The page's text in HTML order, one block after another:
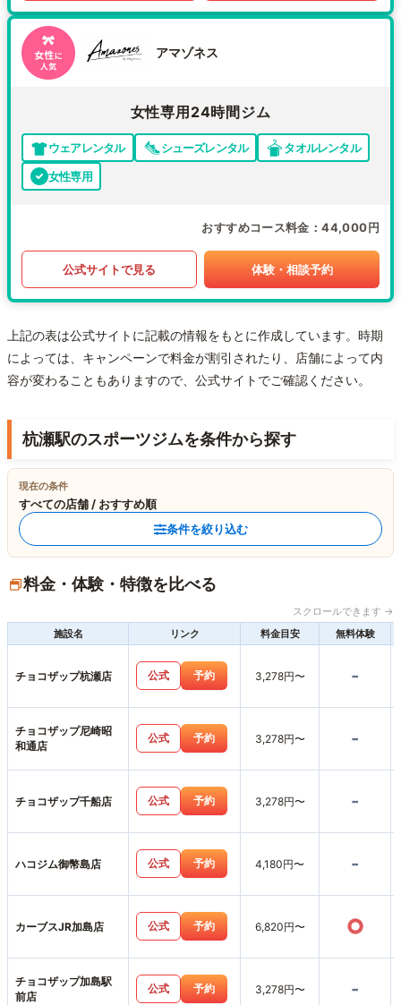
アマゾネス
女性専用24時間ジム
ウェアレンタル シューズレンタル
タオルレンタル
女性専用
おすすめコース料金 44,000円
公式サイトで見る 体験・相談予約
上記の表は公式サイトに記載の情報をもとに作成しています。時期
によっては、キャンペーンで料金が割引されたり、店舗によって内
容が変わることもありますので、公式サイトでご確認ください。
杭瀬駅のスポーツジムを条件から探す
現在の条件
すべての店舗 / おすすめ順
条件を絞り込む
料金・体験・特徴を比べる
スクロールできます →
施設名
リンク 料金目安 無料体験
チョコザップ杭瀬店 公式 予約 3,278円〜 -
チョコザップ尼崎昭
和通店
公式 予約 3,278円〜 -
チョコザップ千船店 公式 予約 3,278円〜 -
ハコジム御幣島店 公式 予約 4,180円〜 -
カーブスJR加島店 公式 予約 6,820円〜 ○
チョコザップ加島駅
前店
公式 予約 3,278円〜 -